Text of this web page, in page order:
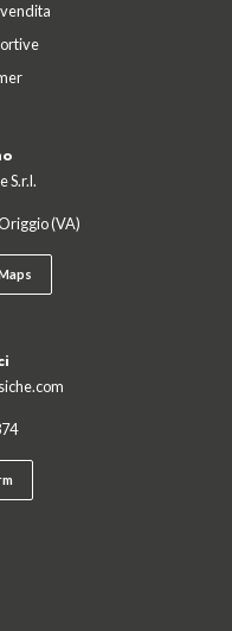
vendita
S.r.l.
(VA)